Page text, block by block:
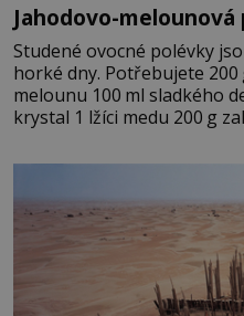
Jahodovo-melounová
Studené ovocné polévky
horké dny. Potřebujete 200 g jahod 600 g žlutého
melounu 100 ml sladkého
krystal 1 lžíci medu 200 g